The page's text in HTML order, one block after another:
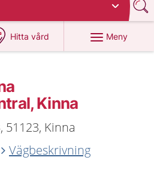
Hitta vård
på 1177.se
Meny
Kinna
51123, Kinna
Vägbeskrivning